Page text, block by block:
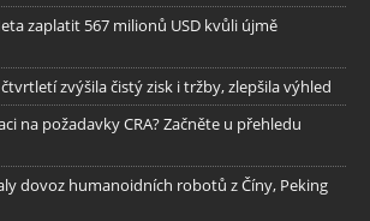
zaplatit 567 milionů USD kvůli újmě
zvýšila čistý zisk i tržby, zlepšila výhled
na požadavky CRA? Začněte u přehledu
dovoz humanoidních robotů z Číny, Peking